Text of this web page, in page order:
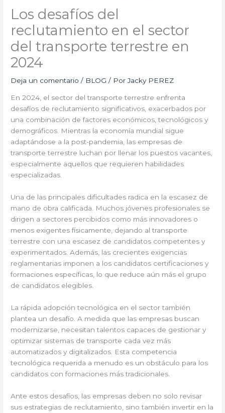
Los desafíos del
reclutamiento en el sector
del transporte terrestre en
2024
Deja un comentario / BLOG / PorJacky PEREZ
En 2024, el sector del transporte terrestre enfrenta
desafíos de reclutamiento significativos, exacerbados por
una combinación de factores económicos, tecnológicos y
demográficos. Mientras la economía mundial sigue
adaptándose a la post-pandemia, las empresas de
transporte terrestre luchan por llenar los puestos vacantes,
especialmente aquellos que requieren habilidades
especializadas.
Una de las principales dificultades radica en la escasez de
mano de obra calificada. Muchos jóvenes profesionales se
dirigen a sectores percibidos como más innovadores o
menos exigentes físicamente, dejando al transporte
terrestre con una escasez de candidatos competentes y
experimentados. Además, las crecientes exigencias
reglamentarias imponen a los candidatos certificaciones y
formaciones específicas, lo que reduce aún más el grupo
de candidatos elegibles.
La rápida adopción tecnológica en el sector también
plantea un desafío. A medida que las empresas buscan
modernizarse, necesitan talentos capaces de gestionar y
optimizar sistemas de transporte cada vez más
automatizados y digitalizados. Esta competencia
tecnológica requerida a menudo es un obstáculo para los
candidatos con formaciones más tradicionales.
Ante estos desafíos, las empresas deben no solo revisar
sus estrategias de reclutamiento, sino también invertir en la